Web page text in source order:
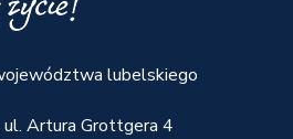
lubelskiego
Artura Grottgera 4